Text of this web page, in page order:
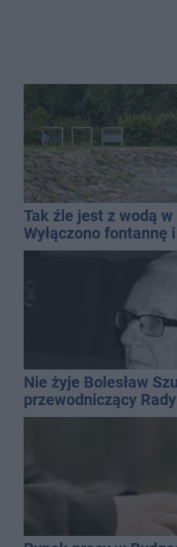
Tak źle jest z wodą
Wyłączono fontannę
dolewkę
Nie żyje Bolesław
przewodniczący
dyrektor SP 14